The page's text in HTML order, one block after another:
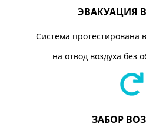
ЭВАКУАЦИЯ
Система протестирована
на отвод воздуха без
ЗАБОР